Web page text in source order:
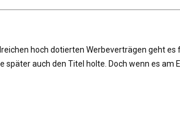
hoch dotierten Werbeverträgen geht
auch den Titel holte. Doch wenn es